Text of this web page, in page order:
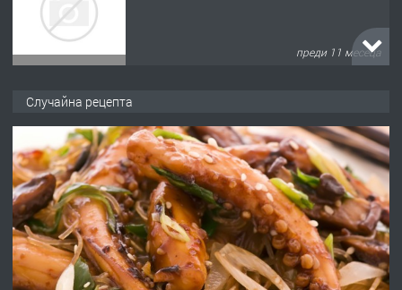
ПРЕДЛАГА
Продава употребявани чисти и
преди 1 година
ПРЕДЛАГА Работа за общи работници
преди 1 година
ПРЕДЛАГА
Случайна рецепта